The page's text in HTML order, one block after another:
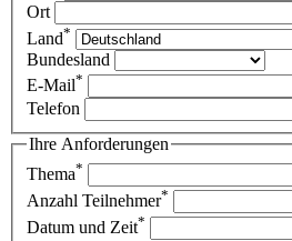
Ort
Land*
Bundesland
E-Mail*
Telefon
Ihre Anforderungen
Thema*
Anzahl Teilnehmer*
Datum und Zeit*